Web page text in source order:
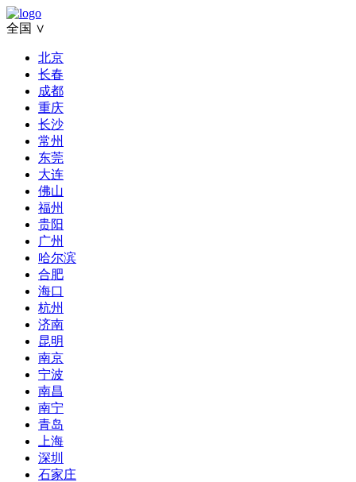
全国 ∨
北京
长春
成都
重庆
长沙
常州
东莞
大连
佛山
福州
贵阳
广州
哈尔滨
合肥
海口
杭州
济南
昆明
南京
宁波
南昌
南宁
青岛
上海
深圳
石家庄